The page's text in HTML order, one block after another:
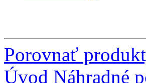
Porovnať
Úvod Náhradné